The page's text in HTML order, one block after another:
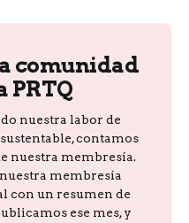
comunidad
PRTQ
nuestra labor de
contamos
nuestra membresía.
membresía
con un resumen de
ese mes, y